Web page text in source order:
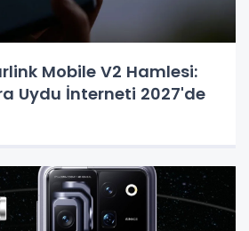
Mobile V2 Hamlesi:
Uydu İnterneti 2027'de